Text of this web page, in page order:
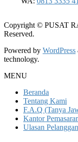
Copyright © PUSAT
Reserved.
Powered by WordPress
technology.
MENU
Beranda
Tentang Kami
F.A.Q (Tanya
Kantor
Ulasan Pelanggan